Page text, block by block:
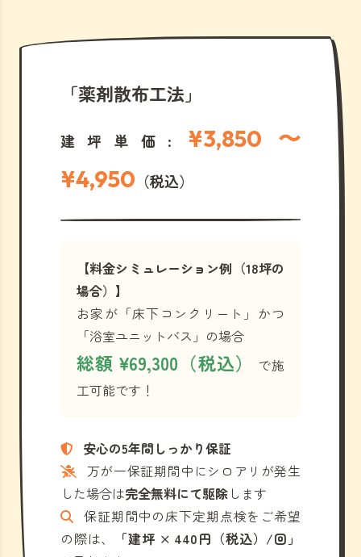
「薬剤散布工法」
建坪単価: ¥3,850 〜
¥4,950 （税込）
【料金シミュレーション例（18坪の
場合）】
お家が「床下コンクリート」かつ
「浴室ユニットバス」の場合
総額 ¥69,300（税込）
で施
工可能です！
安心の5年間しっかり保証
万が一保証期間中にシロアリが発生
した場合は完全無料にて駆除 します
保証期間中の床下定期点検をご希望
の際は、
「建坪 × 440円（税込）/回」